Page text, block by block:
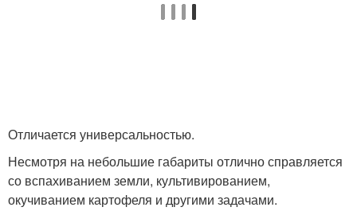
Отличается универсальностью.
Несмотря на небольшие габариты отлично справляется
со вспахиванием земли, культивированием,
окучиванием картофеля и другими задачами.